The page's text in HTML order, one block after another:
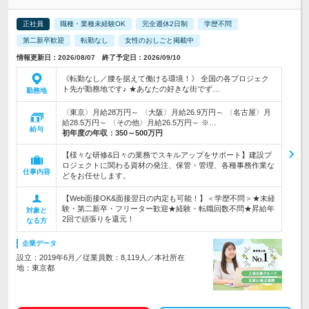
正社員 職種・業種未経験OK 完全週休2日制 学歴不問
第二新卒歓迎 転勤なし 女性のおしごと掲載中
情報更新日：2026/08/07 終了予定日：2026/09/10
勤務地
《転勤なし／腰を据えて働ける環境！》 全国の各プロジェク
ト先が勤務地です♪ ★あなたの好きな街でず…
給与
〈東京〉月給28万円～ 〈大阪〉月給26.9万円～ 〈名古屋〉月
給28.5万円～ 〈その他〉月給26.5万円～ ※…
初年度の年収： 350～500万円
仕事内容
【様々な研修&日々の業務でスキルアップをサポート】建設プ
ロジェクトに関わる資材の発注、保管・管理、各種事務作業な
どをお任せします。
対象と
なる方
【Web面接OK&面接翌日の内定も可能！】＜学歴不問＞★未経
験・第二新卒・フリーター歓迎★経験・転職回数不問★昇給年
2回で頑張りを還元！
企業データ
設立：2019年6月／従業員数：8,119人／本社所在
地：東京都